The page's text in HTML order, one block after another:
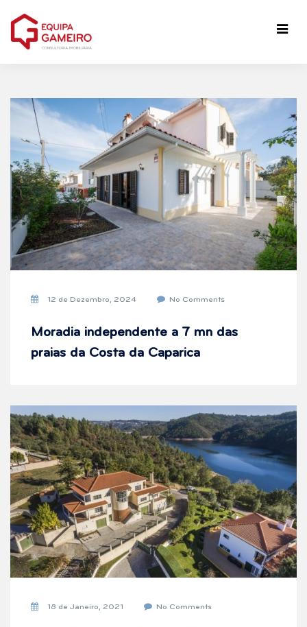
12 de Dezembro, 2024 No Comments
Moradia independente a 7 mn das
praias da Costa da Caparica
18 de Janeiro, 2021 No Comments